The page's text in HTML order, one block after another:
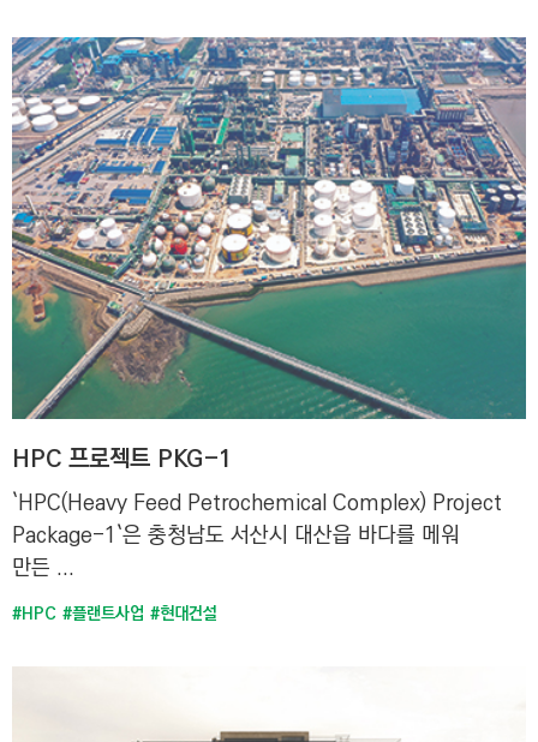
HPC 프로젝트 PKG-1
`HPC(Heavy Feed Petrochemical Complex) Project
Package-1`은 충청남도 서산시 대산읍 바다를 메워
만든 ...
#HPC #플랜트사업 #현대건설